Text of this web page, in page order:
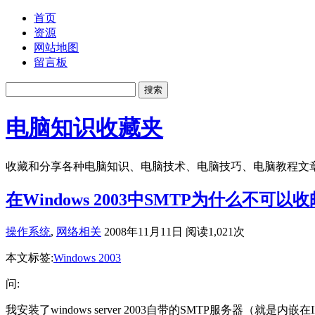
首页
资源
网站地图
留言板
电脑知识收藏夹
收藏和分享各种电脑知识、电脑技术、电脑技巧、电脑教程文
在Windows 2003中SMTP为什么不可以收
操作系统, 网络相关 2008年11月11日 阅读1,021次
本文标签:Windows 2003
问:
我安装了windows server 2003自带的SMTP服务器（就是内嵌在